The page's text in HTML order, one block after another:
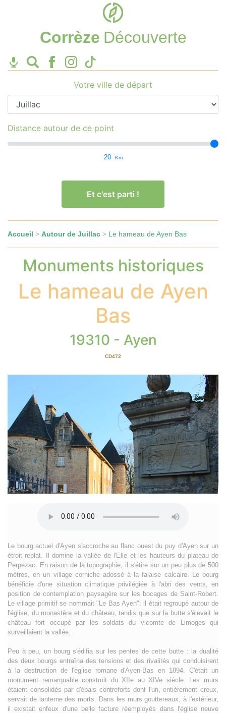
Corrèze Découverte
Votre ville de départ
Distance autour de ce point
20 Km
Et c'est parti !
Accueil > Autour de Juillac > Le hameau de Ayen Bas
Monuments historiques
Le hameau de Ayen
Bas
19310 - Ayen
CD472
Le bourg actuel d'Ayen s'accroche au flanc ouest du puy d'Ayen sur un
étroit replat. Il domine la vallée de l'Elle et les hauteurs du plateau de
Perpezac. En raison de la topographie, il s'étire sur un peu plus de 500
mètres, en un village corniche adossé à la falaise calcaire. Le bourg
bénéficie d'une situation climatique privilégiée à l'abri des vents, en
position de contemplation paysagère sur les bocages de Saint-Robert.
Le village primitif se nommait "Le Bas Ayen": il était regroupé autour de
l'église, du monastère et du château, tandis que sur la butte s'élevait le
château fort occupé par les soldats du vicomte de Limoges qui
surveillaient la vallée.
Peu à peu, un bourg s'édifia sur les pentes de cette butte : la dualité
des deux bourgs entraîna des tensions et des rivalités qui conduisirent
à la destruction de l'église romane d'Ayen-Bas en 1894. C'était un
monument remarquable construit du XIIe au XIVe siècle. Les murs
étaient consolidés par d'épais contreforts dont l'un, entièrement creux,
servait de lanterne des morts. Dans les murs gouttereaux, à l'extérieur,
il existait enfeux d'une belle facture réemployés dans l'église neuve